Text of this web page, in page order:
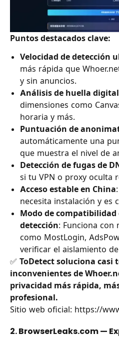
Puntos destacados clave:
Velocidad de detección
más rápida que
y sin anuncios.
Análisis de huella
dimensiones como
horaria y más.
Puntuación de
automáticamente una
que muestra el nivel de
Detección de fugas de
si tu VPN o proxy oculta
Acceso estable en China
necesita instalación y es
Modo de
detección: Funciona con
como MostLogin,
verificar el aislamiento
✅ ToDetect soluciona casi
inconvenientes de
privacidad más rápida,
profesional.
Sitio web oficial: https://
2. BrowserLeaks.com —